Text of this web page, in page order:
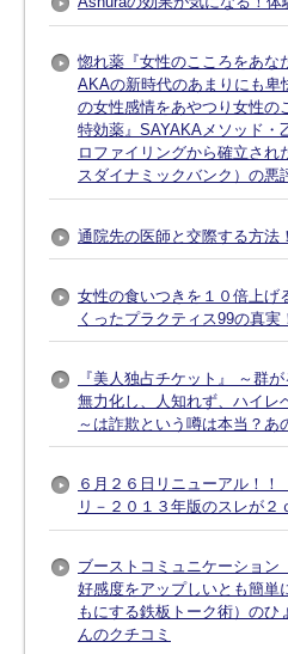
惚れ薬『女性のこころをあな
AKAの新時代のあまりにも卑
の女性感情をあやつり女性の
特効薬』SAYAKAメソッド
ロファイリングから確立さ
スダイナミックバンク）の悪
通院先の医師と交際する方法
女性の食いつきを１０倍上げ
くったプラクティス99の真
『美人独占チケット』 ～群
無力化し、人知れず、ハイレ
～は詐欺という噂は本当？あ
６月２６日リニューアル！
リ－２０１３年版のスレが２
ブーストコミュニケーション
好感度をアップしいとも簡単
もにする鉄板トーク術）の
んのクチコミ